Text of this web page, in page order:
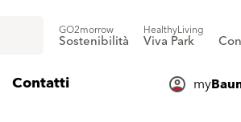
GO2morrow
Sostenibilità
HealthyLiving
Viva Park
Contatti my